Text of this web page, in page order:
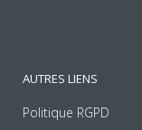
AUTRES LIENS
Politique RGPD